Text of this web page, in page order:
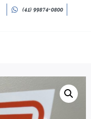
(41) 99874-0800